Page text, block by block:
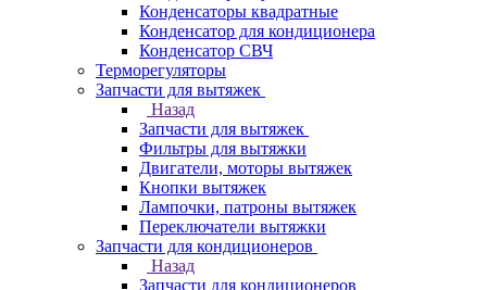
Конденсаторы квадратные
Конденсатор для кондиционера
Конденсатор СВЧ
Терморегуляторы
Запчасти для вытяжек
Назад
Запчасти для вытяжек
Фильтры для вытяжки
Двигатели, моторы вытяжек
Кнопки вытяжек
Лампочки, патроны вытяжек
Переключатели вытяжки
Запчасти для кондиционеров
Назад
Запчасти для кондиционеров